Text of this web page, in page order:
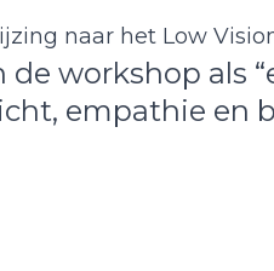
naar het Low
workshop als
empathie en